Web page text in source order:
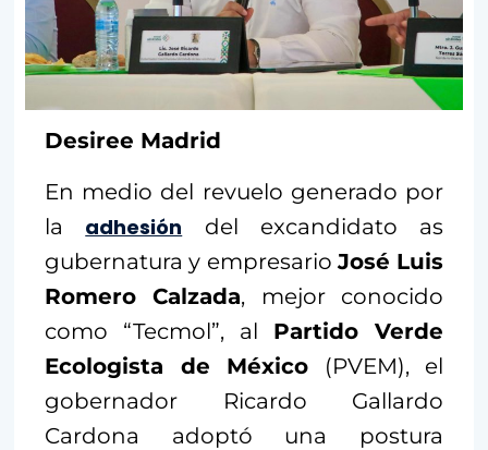
Desiree Madrid
En medio del revuelo generado por
la adhesión del excandidato as
gubernatura y empresarioJosé Luis
Romero Calzada, mejor conocido
como “Tecmol”, al Partido Verde
Ecologista de México (PVEM), el
gobernador Ricardo Gallardo
Cardona adoptó una postura